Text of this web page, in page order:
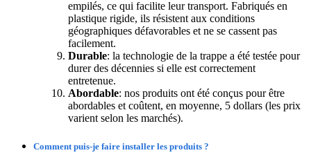
empilés, ce qui facilite leur transport. Fabriqués en
plastique rigide, ils résistent aux conditions
géographiques défavorables et ne se cassent pas
facilement.
Durable: la technologie de la trappe a été testée pour
durer des décennies si elle est correctement
entretenue.
Abordable: nos produits ont été conçus pour être
abordables et coûtent, en moyenne, 5 dollars (les prix
varient selon les marchés).
Comment puis-je faire installer les produits ?